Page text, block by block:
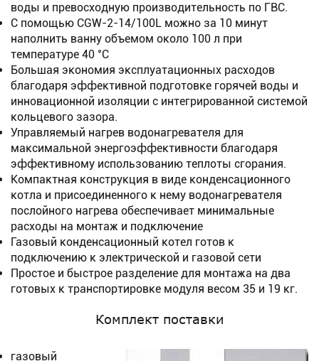
воды и превосходную производительность по ГВС.
С помощью CGW-2-14/100L можно за 10 минут
наполнить ванну объемом около 100 л при
температуре 40 °C
Большая экономия эксплуатационных расходов
благодаря эффективной подготовке горячей воды и
инновационной изоляции с интегрированной системой
кольцевого зазора.
Управляемый нагрев водонагревателя для
максимальной энергоэффективности благодаря
эффективному использованию теплоты сгорания.
Компактная конструкция в виде конденсационного
котла и присоединенного к нему водонагревателя
послойного нагрева обеспечивает минимальные
расходы на монтаж и подключение
Газовый конденсационный котел готов к
подключению к электрической и газовой сети
Простое и быстрое разделение для монтажа на два
готовых к транспортировке модуля весом 35 и 19 кг.
Комплект поставки
газовый